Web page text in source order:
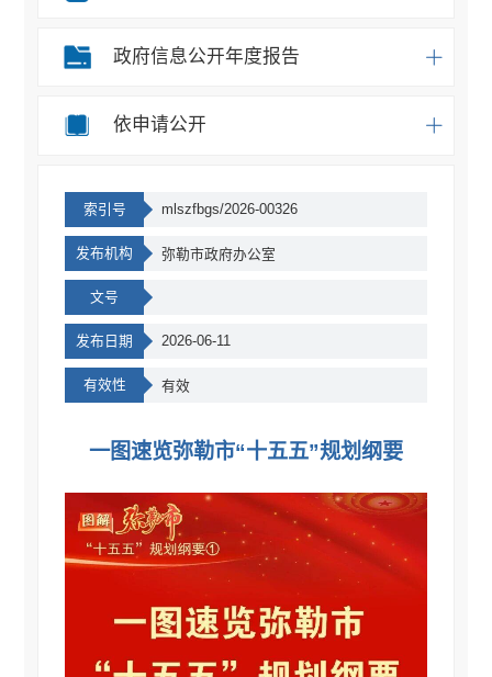
政府信息公开年度报告
依申请公开
索引号 mlszfbgs/2026-00326
发布机构 弥勒市政府办公室
文号
发布日期 2026-06-11
有效性 有效
一图速览弥勒市“十五五”规划纲要